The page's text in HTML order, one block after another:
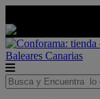
Baleares Canarias